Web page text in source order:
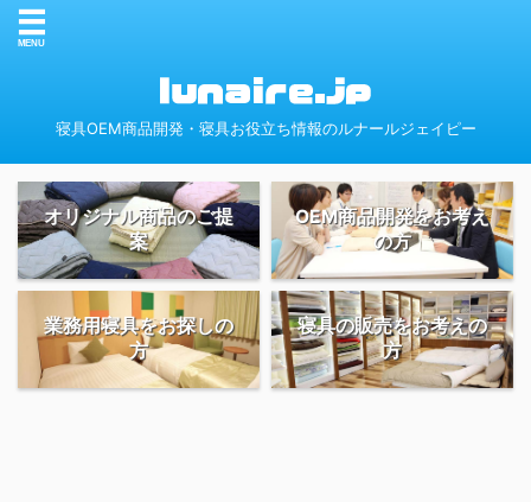
寝具OEM商品開発・寝具お役立ち情報のルナールジェイピー
オリジナル商品のご提
案
OEM商品開発をお考え
の方
業務用寝具をお探しの
方
寝具の販売をお考えの
方